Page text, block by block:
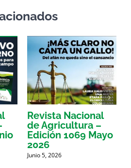
Revista Nacional
de Agricultura –
Edición 1069 Mayo
2026
Junio 5, 2026